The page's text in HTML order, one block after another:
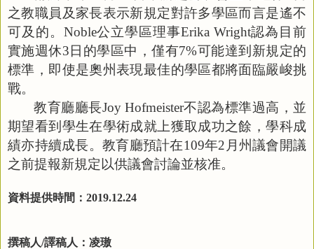
之教職員及家長表示新規定對許多學區而言是遙不
可及的。 Noble公立學區理事Erika Wright認為目前
實施週休3 日的學區中，僅有7%可能達到新規定的
標準，即使是奧州表現最佳的學區都將面臨嚴峻挑
戰。
教育廳廳長Joy Hofmeister不認為標準過高，並
期望看到學生在學術成就上獲取成功之餘，學科成
績亦持續成長。教育廳預計在109年2 月州議會開議
之前提報新規定以供議會討論並核准。
資料提供時間： 2019.12.24
撰稿人/譯稿人：凌璈